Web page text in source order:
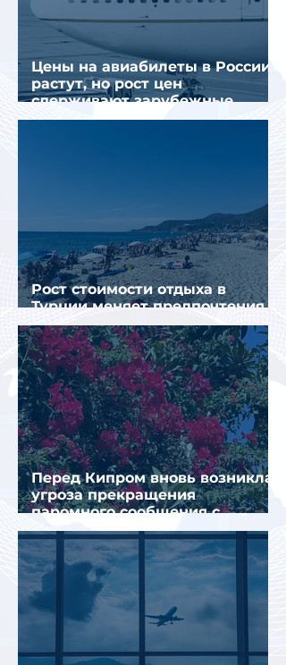
Цены на авиабилеты в России
растут, но рост цен
сдерживают зарубежные
конкуренты
Рост стоимости отдыха в
Турции меняет предпочтения
туристов
Перед Кипром вновь возникла
угроза прекращения
паромного сообщения с
Грецией